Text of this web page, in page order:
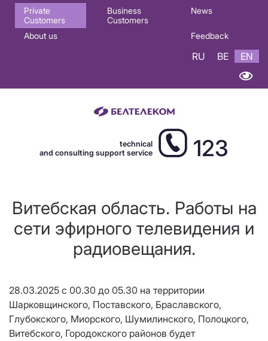
Основная
навигация
Private
Customers
Business
Customers
News
About us Feedback
RU BE EN
technical
and consulting support service
123
Витебская область. Работы на
сети эфирного телевидения и
радиовещания.
28.03.2025 с 00.30 до 05.30 на территории
Шарковщинского, Поставского, Браславского,
Глубокского, Миорского, Шумилинского, Полоцкого,
Витебского, Городокского районов будет